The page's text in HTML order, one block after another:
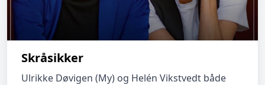
Skråsikker
Ulrikke Døvigen (My) og Helén Vikstvedt både